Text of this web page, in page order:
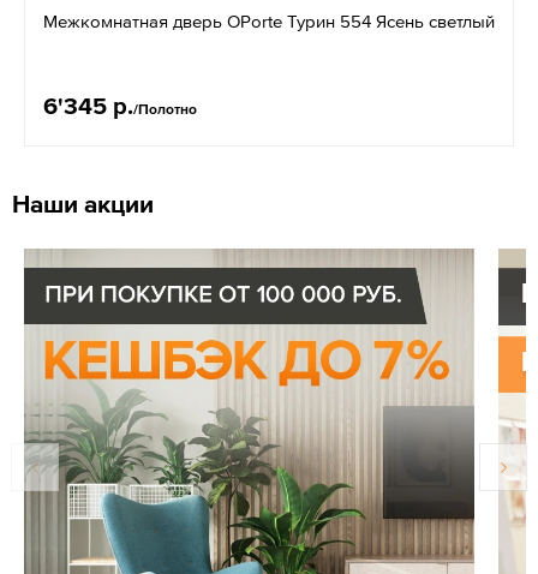
Межкомнатная дверь OPorte Турин 554 Ясень светлый
6'345 р./Полотно
Наши акции